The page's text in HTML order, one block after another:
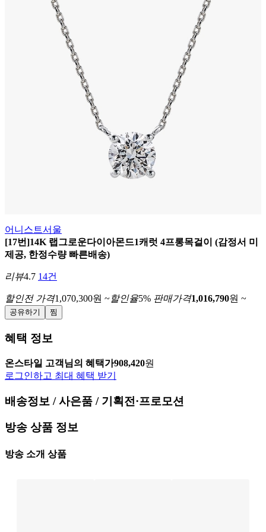
어니스트서울
[17번]14K 랩그로운다이아몬드1캐럿 4프롱목걸이 (감정서 미
제공, 한정수량 빠른배송)
리뷰4.7 14건
할인전 가격1,070,300원 ~할인율5% 판매가격1,016,790원 ~
공유하기 찜
혜택 정보
온스타일 고객님의 혜택가908,420원
로그인하고 최대 혜택 받기
배송정보 / 사은품 / 기획전·프로모션
방송 상품 정보
방송 소개 상품